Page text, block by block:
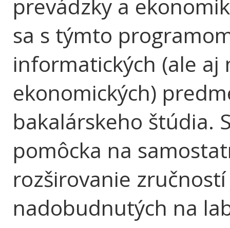
prevádzky a
sa s týmto
informatických (ale aj
ekonomických)
bakalárskeho štúdia.
pomôcka na
rozširovanie
nadobudnutých na